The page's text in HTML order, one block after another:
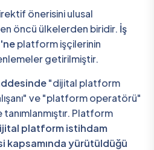
önerisini ulusal
öncü ülkelerden biridir. İş
platform işçilerinin
getirilmiştir.
"dijital platform
ve "platform operatörü"
Platform
platform istihdam
kapsamında yürütüldüğü